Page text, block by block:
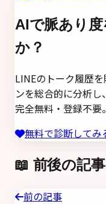
AIで脈あり
か？
LINEのトーク履歴
ンを総合的に分析し
完全無料・登録不要。
無料で診断して
📖 前後の記事
前の記事